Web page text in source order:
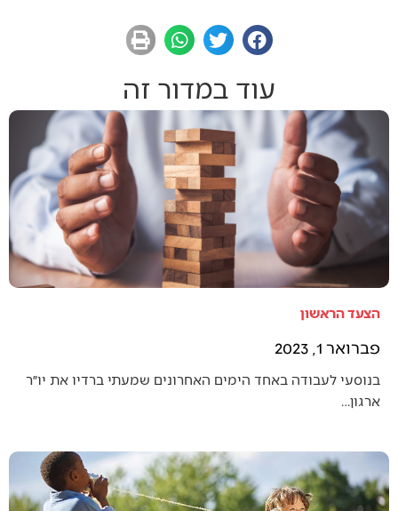
עוד במדור זה
הצעד הראשון
פברואר 1, 2023
בנוסעי לעבודה באחד הימים האחרונים שמעתי ברדיו את יו״ר
ארגון…